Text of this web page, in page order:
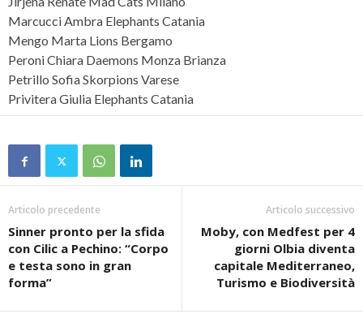
Marcucci Ambra Elephants Catania
Mengo Marta Lions Bergamo
Peroni Chiara Daemons Monza Brianza
Petrillo Sofia Skorpions Varese
Privitera Giulia Elephants Catania
Articolo precedente
Sinner pronto per la sfida
con Cilic a Pechino: “Corpo
e testa sono in gran
forma”
Articolo successivo
Moby, con Medfest per 4
giorni Olbia diventa
capitale Mediterraneo,
Turismo e Biodiversità